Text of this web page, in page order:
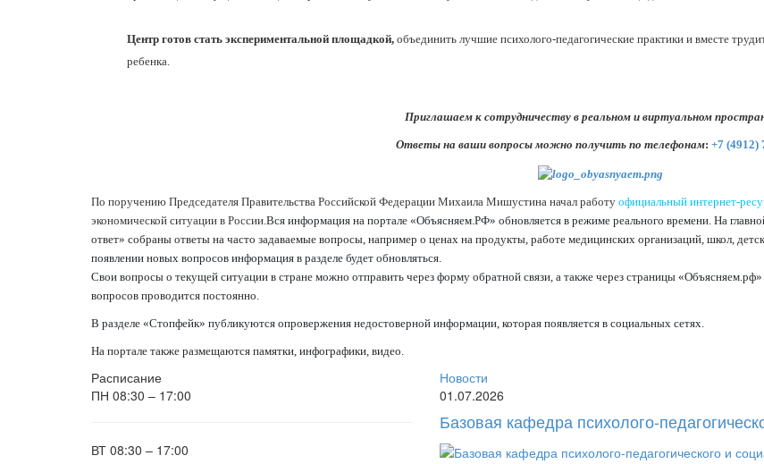
Центр готов стать экспериментальной площадкой, объединить лучшие психолого-педагогические практики и вместе
ребенка.
Приглашаем к сотрудничеству в реальном и виртуальном
Ответы на ваши вопросы можно получить по телефонам: +7 (4912)
По поручению Председателя Правительства Российской Федерации Михаила Мишустина начал работу официальный интернет-
экономической ситуации в России. Вся информация на портале «Объясняем.РФ» обновляется в режиме реального времени. На
ответ» собраны ответы на часто задаваемые вопросы, например о ценах на продукты, работе медицинских организаций, школ,
появлении новых вопросов информация в разделе будет обновляться.
Свои вопросы о текущей ситуации в стране можно отправить через форму обратной связи, а также через страницы
вопросов проводится постоянно.
В разделе «Стопфейк» публикуются опровержения недостоверной информации, которая появляется в социальных сетях.
На портале также размещаются памятки, инфографики, видео.
Расписание
ПН 08:30 – 17:00
ВТ 08:30 – 17:00
Новости
01.07.2026
Базовая кафедра психолого-